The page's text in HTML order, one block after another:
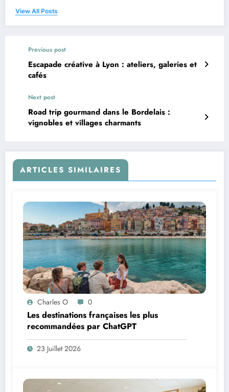
View All Posts
Previous post
Escapade créative à Lyon : ateliers, galeries et
cafés
Next post
Road trip gourmand dans le Bordelais :
vignobles et villages charmants
ARTICLES SIMILAIRES
Charles O 0
Les destinations françaises les plus
recommandées par ChatGPT
23 Juillet 2026